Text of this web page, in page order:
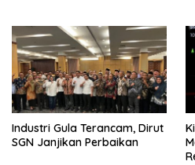
Industri Gula Terancam, Dirut
SGN Janjikan Perbaikan